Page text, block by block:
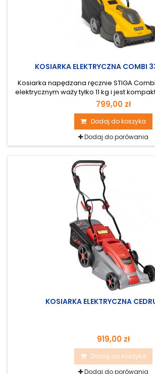
KOSIARKA ELEKTRYCZNA COMBI
Kosiarka napędzana ręcznie STIGA
elektrycznym waży tylko 11 kg i jest
idzie – lekka i praktyczna. Ta zwrotna i
kosiarka napędzana silnikiem o mocy
regulację wysokości
799,00 zł
Dodaj do koszyka
Dodaj do porówania
KOSIARKA ELEKTRYCZNA
919,00 zł
Dodaj do koszyka
Dodaj do porówania